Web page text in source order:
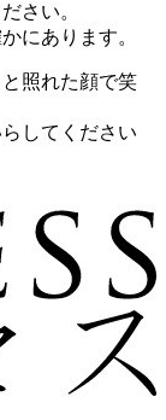
さい。
にあります。
照れた顔で笑
してください